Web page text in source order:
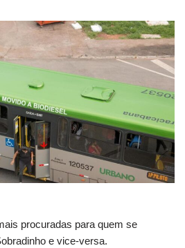
procuradas para quem se
e vice-versa.